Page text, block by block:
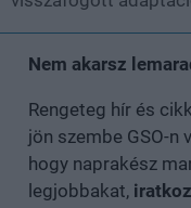
Nem akarsz
Rengeteg hír és
jön szembe GSO-n
hogy naprakész
legjobbakat,